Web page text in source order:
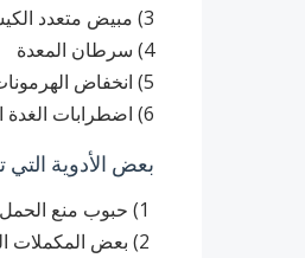
3) مبيض متعدد الكيسات ( يترافق بمقاومة للأسولين ).
4) سرطان المعدة
5) انخفاض الهرمونات الدرقية .
6) اضطرابات الغدة الكظرية ( داء أديسون )
بعض الأدوية